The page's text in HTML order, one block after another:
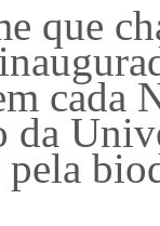
cada
da